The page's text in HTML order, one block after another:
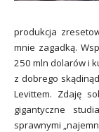
produkcja
mnie zagadką.
250 mln dolarów i
z dobrego
Levittem. Zdaję
gigantyczne
sprawnymi